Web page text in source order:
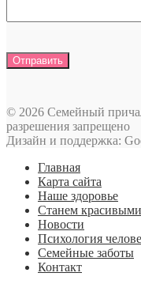
© 2026 Семейный
разрешения запрещено
Дизайн и поддержка:
Главная
Карта сайта
Наше здоровье
Станем красивыми
Новости
Психология
Семейные заботы
Контакт